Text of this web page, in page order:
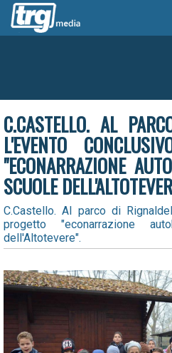
C.CASTELLO. AL
L'EVENTO
"ECONARRAZIONE
SCUOLE
C.Castello. Al parco di
progetto "econarrazione
dell'Altotevere".